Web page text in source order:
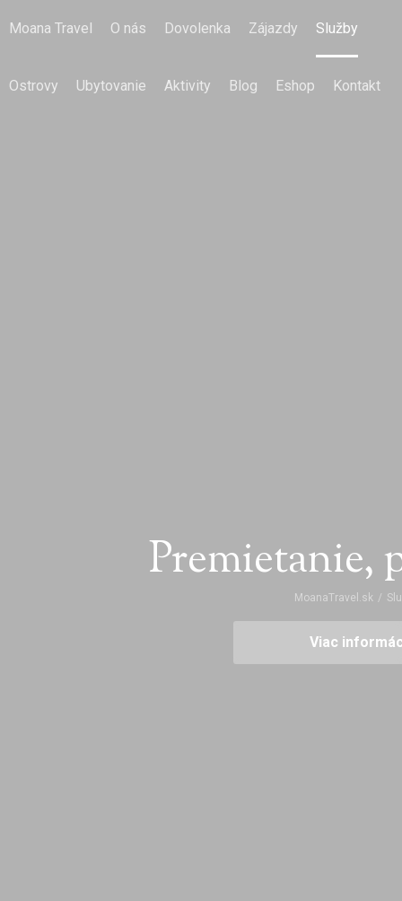
Moana Travel O nás Dovolenka Zájazdy Služby
Ostrovy Ubytovanie Aktivity Blog Eshop Kontakt
Premietanie,
MoanaTravel.sk /
Viac